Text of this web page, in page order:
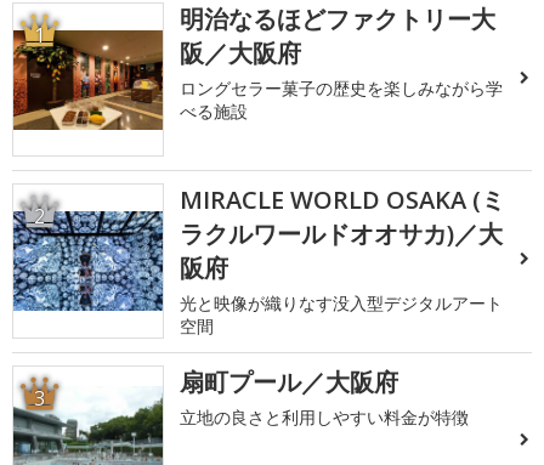
1
明治なるほどファクトリー大
阪／大阪府
ロングセラー菓子の歴史を楽しみながら学
べる施設
2
MIRACLE WORLD OSAKA (ミ
ラクルワールドオオサカ)／大
阪府
光と映像が織りなす没入型デジタルアート
空間
3 扇町プール／大阪府
立地の良さと利用しやすい料金が特徴